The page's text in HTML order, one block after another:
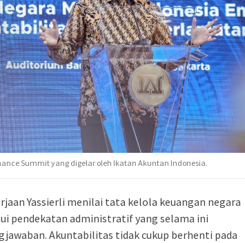
Summit yang digelar oleh Ikatan Akuntan Indonesia.
Yassierli menilai tata kelola keuangan negara
pendekatan administratif yang selama ini
Akuntabilitas tidak cukup berhenti pada